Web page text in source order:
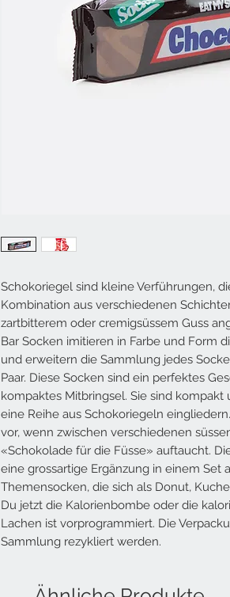
Schokoriegel sind kleine Verführungen,
Kombination aus verschiedenen
zartbitterem oder cremigsüssem Guss
Bar Socken imitieren in Farbe und Form
und erweitern die Sammlung jedes
Paar. Diese Socken sind ein perfektes
kompaktes Mitbringsel. Sie sind
eine Reihe aus Schokoriegeln
vor, wenn zwischen verschiedenen
«Schokolade für die Füsse» auftaucht.
eine grossartige Ergänzung in einem Set
Themensocken, die sich als Donut,
Du jetzt die Kalorienbombe oder die
Lachen ist vorprogrammiert. Die
Sammlung rezykliert werden.